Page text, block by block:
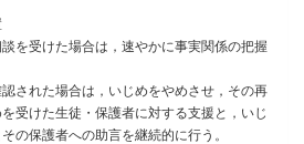
を受けた場合は，速やかに事実関係の把握
された場合は，いじめをやめさせ，その再
受けた生徒・保護者に対する支援と，いじ
の保護者への助言を継続的に行う。